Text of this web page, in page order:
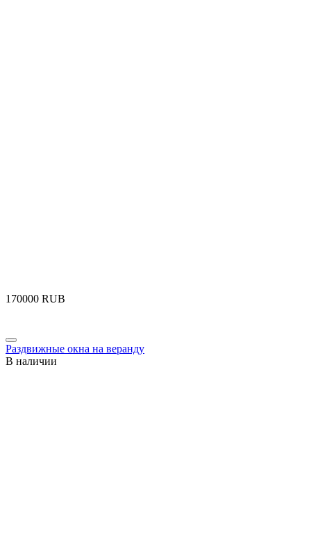
‍170000‍ RUB
Раздвижные окна на веранду
В наличии